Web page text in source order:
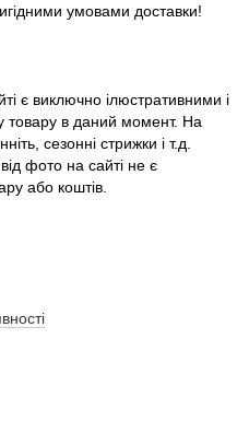
умовами доставки!
є виключно ілюстративними і
товару в даний момент. На
сезонні стрижки і т.д.
фото на сайті не є
або коштів.